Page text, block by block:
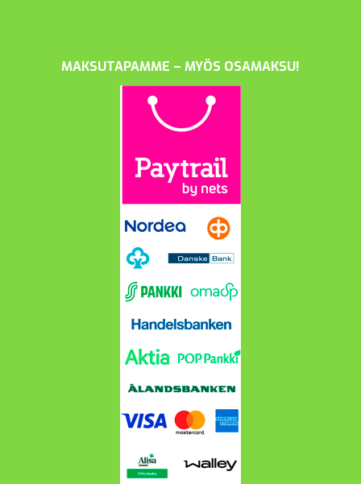
MAKSUTAPAMME – MYÖS OSAMAKSU!